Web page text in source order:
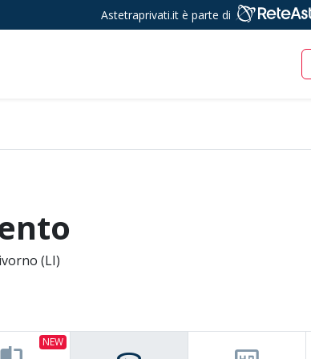
Astetraprivati.it è parte di
immobiliari tra privati
(LI)
NEW